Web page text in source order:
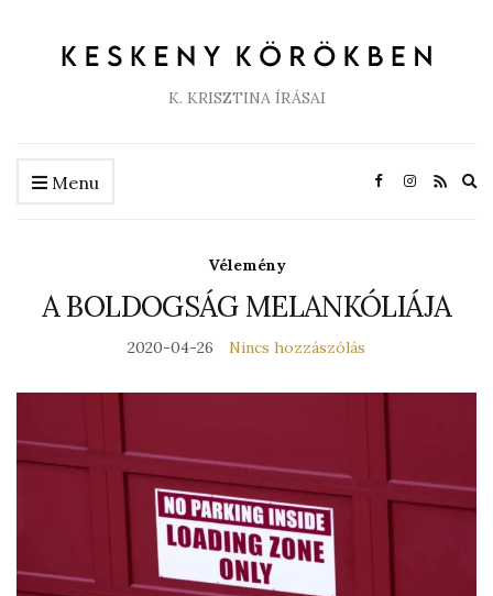
K. KRISZTINA ÍRÁSAI
Menu
Vélemény
A BOLDOGSÁG MELANKÓLIÁJA
2020-04-26 Nincs hozzászólás